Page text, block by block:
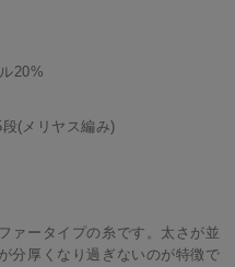
20%
(メリヤス編み)
ァータイプの糸です。太さが並
分厚くなり過ぎないのが特徴で